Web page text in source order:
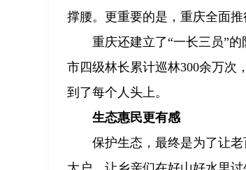
撑腰。更重要的是，重庆全面
重庆还建立了“一长三员”
市四级林长累计巡林300余万次
到了每个人头上。
生态惠民更有感
保护生态，最终是为了让